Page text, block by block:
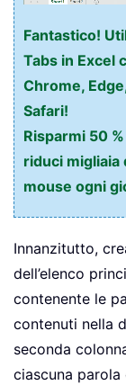
Fantastico!
Tabs in Excel
Chrome,
Safari!
Risparmi 50
riduci migliaia
mouse ogni
Innanzitutto,
dell’elenco
contenente le
contenuti nella
seconda
ciascuna parola